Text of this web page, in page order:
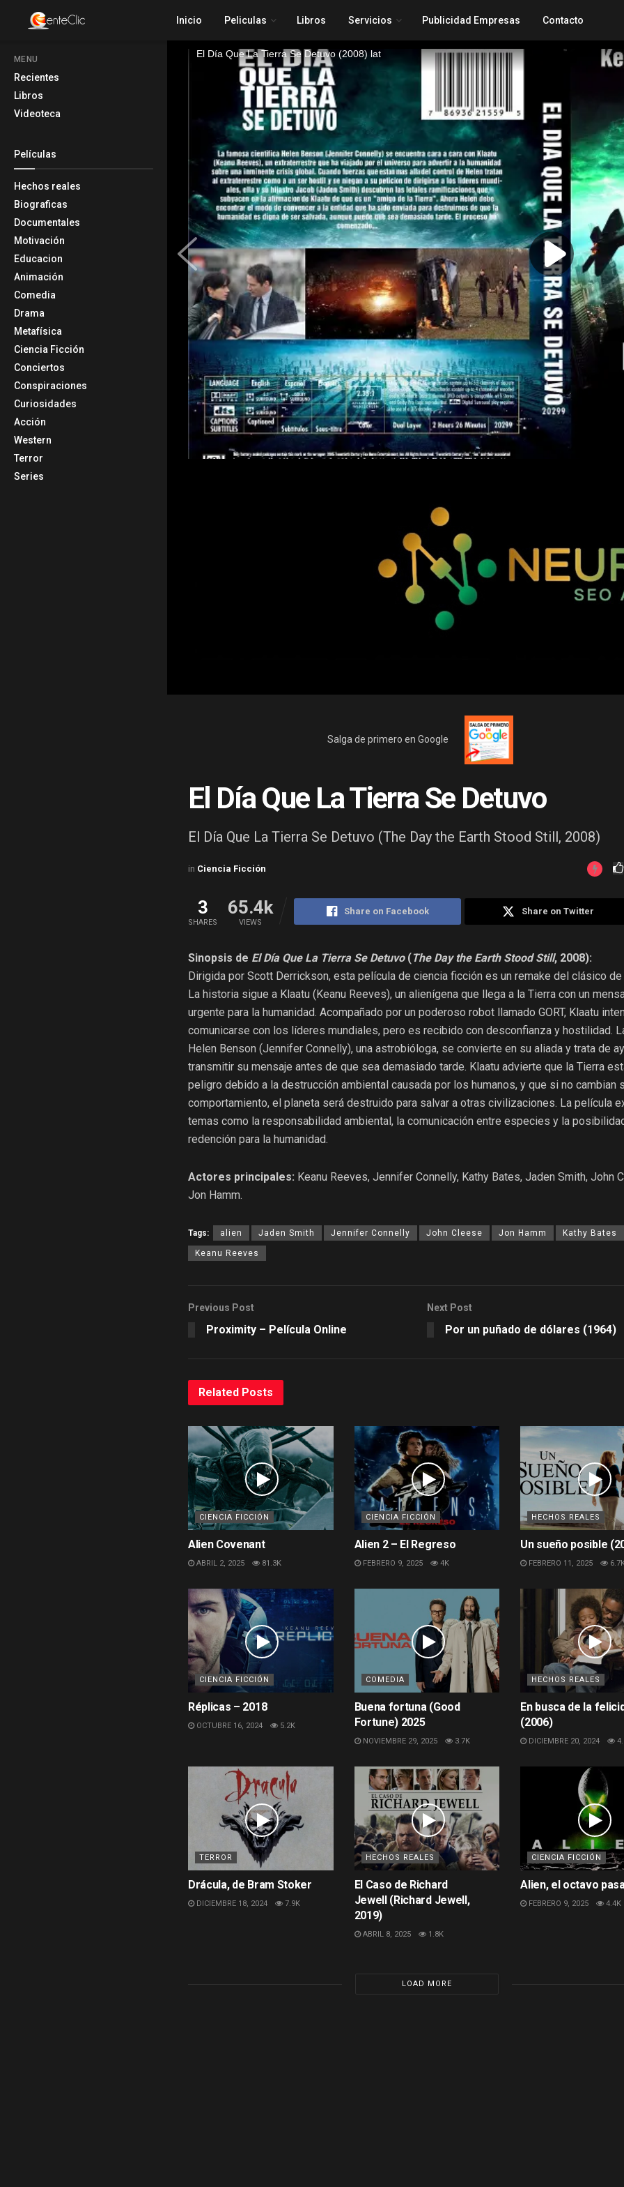
MENU
Recientes
Libros
Videoteca
Películas
Hechos reales
Biograficas
Documentales
Motivación
Educacion
Animación
Comedia
Drama
Metafísica
Ciencia Ficción
Conciertos
Conspiraciones
Curiosidades
Acción
Western
Terror
Series
Inicio Peliculas Libros Servicios Publicidad Empresas Contacto
Salga de primero en Google
El Día Que La Tierra Se Detuvo
El Día Que La Tierra Se Detuvo (The Day the Earth Stood Still, 2008)
in Ciencia Ficción
3
SHARES
65.4k
VIEWS
Share on Facebook Share on Twitter
Sinopsis de El Día Que La Tierra Se Detuvo(The Day the Earth Stood Still, 2008):
Dirigida por Scott Derrickson, esta película de ciencia ficción es un remake del clásico
La historia sigue a Klaatu (Keanu Reeves), un alienígena que llega a la Tierra con un
urgente para la humanidad. Acompañado por un poderoso robot llamado GORT, Klaatu
comunicarse con los líderes mundiales, pero es recibido con desconfianza y hostilidad.
Helen Benson (Jennifer Connelly), una astrobióloga, se convierte en su aliada y trata de
transmitir su mensaje antes de que sea demasiado tarde. Klaatu advierte que la Tierra
peligro debido a la destrucción ambiental causada por los humanos, y que si no cambian
comportamiento, el planeta será destruido para salvar a otras civilizaciones. La película
temas como la responsabilidad ambiental, la comunicación entre especies y la
redención para la humanidad.
Actores principales: Keanu Reeves, Jennifer Connelly, Kathy Bates, Jaden Smith, John
Jon Hamm.
Tags: alien Jaden Smith Jennifer Connelly John Cleese Jon Hamm Kathy Bates
Keanu Reeves
Previous Post
Proximity – Película Online
Next Post
Por un puñado de dólares (1964)
Related Posts
CIENCIA FICCIÓN
Alien Covenant
ABRIL 2, 2025 81.3K
CIENCIA FICCIÓN
Alien 2 – El Regreso
FEBRERO 9, 2025 4K
HECHOS REALES
Un sueño posible
FEBRERO 11, 2025
CIENCIA FICCIÓN
Réplicas – 2018
OCTUBRE 16, 2024 5.2K
COMEDIA
Buena fortuna (Good
Fortune) 2025
NOVIEMBRE 29, 2025 3.7K
HECHOS REALES
En busca de la
(2006)
DICIEMBRE 20, 2024
TERROR
Drácula, de Bram Stoker
DICIEMBRE 18, 2024 7.9K
HECHOS REALES
El Caso de Richard
Jewell (Richard Jewell,
2019)
ABRIL 8, 2025 1.8K
CIENCIA FICCIÓN
Alien, el octavo
FEBRERO 9, 2025 4.4K
LOAD MORE